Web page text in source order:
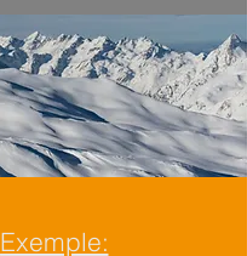
Exemple: